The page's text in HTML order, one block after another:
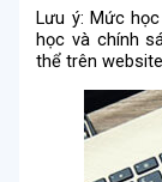
Lưu ý: Mức
học và chính
thể trên